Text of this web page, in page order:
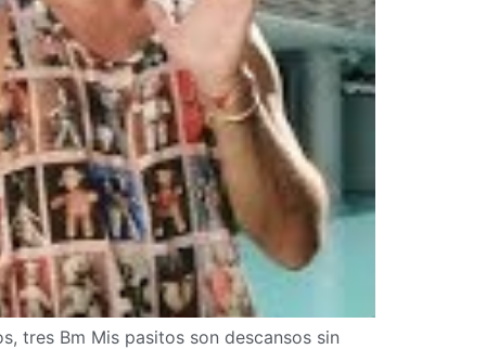
tres Bm Mis pasitos son descansos sin